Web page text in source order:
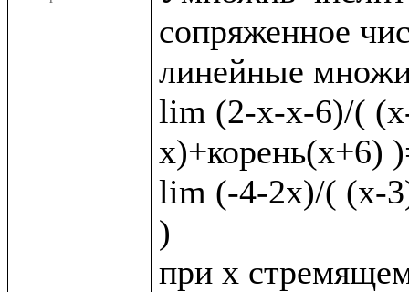
сопряженное
линейные
lim (2-x-x-6)/(
x)+корень(x+6)
lim (-4-2x)/( (x-
)
при x